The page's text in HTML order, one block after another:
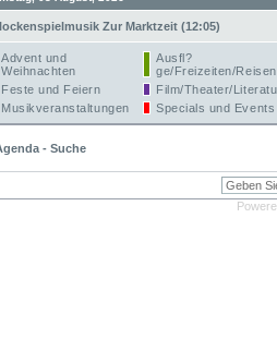
Zur Marktzeit (12:05)
Advent und
Weihnachten
Ausfl?
ge/Freizeiten/Reisen
Feste und Feiern
Film/Theater/
Musikveranstaltungen
Specials und Events
- Suche